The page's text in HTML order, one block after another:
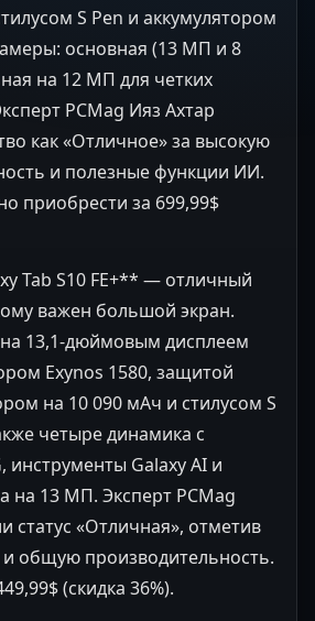
S Pen и аккумулятором
основная (13 МП и 8
на 12 МП для четких
PCMag Ияз Ахтар
как «Отличное» за высокую
и полезные функции ИИ.
приобрести за 699,99$
Tab S10 FE+** — отличный
важен большой экран.
13,1-дюймовым дисплеем
Exynos 1580, защитой
на 10 090 мАч и стилусом S
четыре динамика с
инструменты Galaxy AI и
на 13 МП. Эксперт PCMag
статус «Отличная», отметив
общую производительность.
(скидка 36%).